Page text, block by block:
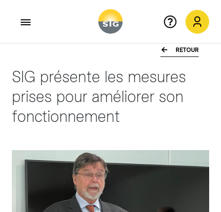
RETOUR
SIG présente les mesures
prises pour améliorer son
fonctionnement